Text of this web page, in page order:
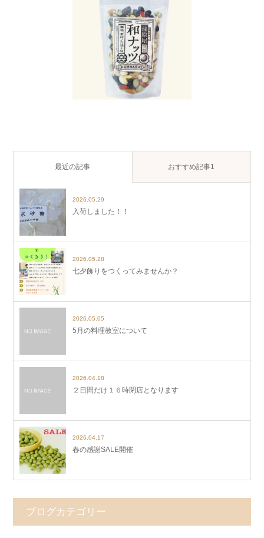
最近の記事 おすすめ記事1
2026.05.29
入荷しました！！
2026.05.28
七夕飾りをつくってみませんか？
2026.05.05
5月の料理教室について
2026.04.18
２日間だけ１６時閉店となります
2026.04.17
春の感謝SALE開催
ブログカテゴリー